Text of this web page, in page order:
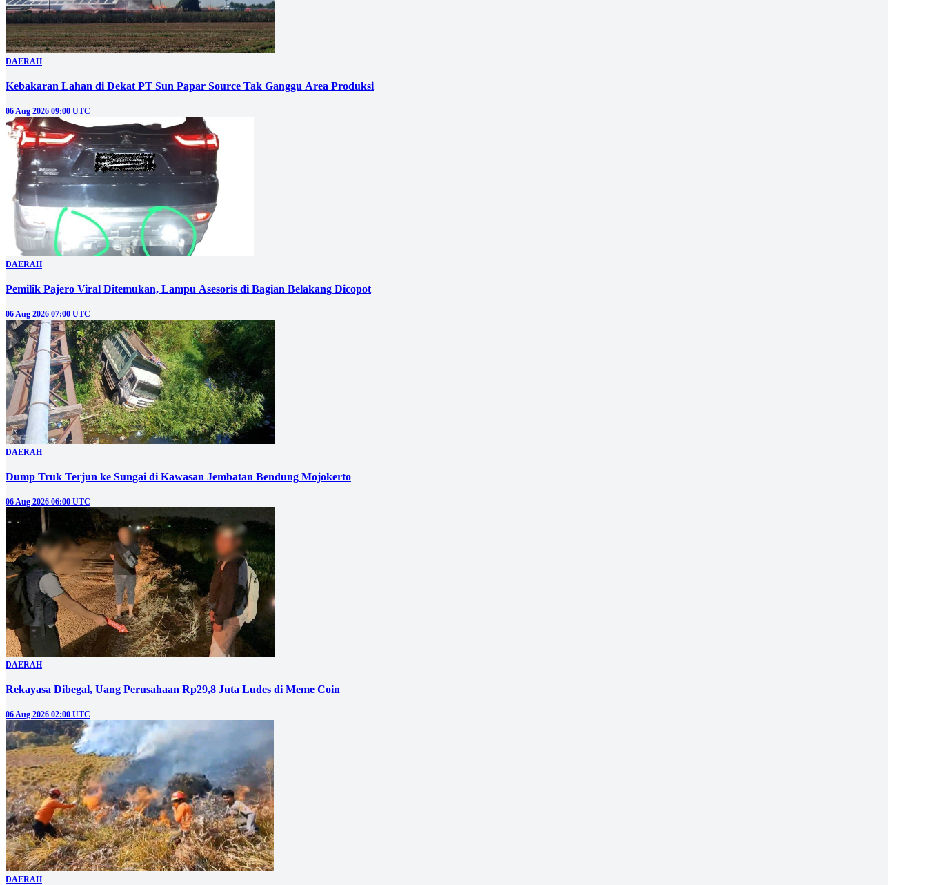
DAERAH
Kebakaran Lahan di Dekat PT Sun Papar Source Tak Ganggu Area Produksi
06 Aug 2026 09:00 UTC
DAERAH
Pemilik Pajero Viral Ditemukan, Lampu Asesoris di Bagian Belakang Dicopot
06 Aug 2026 07:00 UTC
DAERAH
Dump Truk Terjun ke Sungai di Kawasan Jembatan Bendung Mojokerto
06 Aug 2026 06:00 UTC
DAERAH
Rekayasa Dibegal, Uang Perusahaan Rp29,8 Juta Ludes di Meme Coin
06 Aug 2026 02:00 UTC
DAERAH